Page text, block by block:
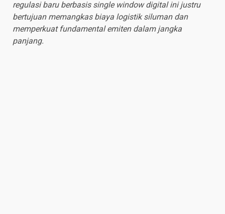
regulasi baru berbasis single window digital ini justru
bertujuan memangkas biaya logistik siluman dan
memperkuat fundamental emiten dalam jangka
panjang.